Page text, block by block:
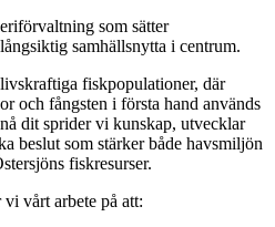
som sätter
samhällsnytta i centrum.
fiskpopulationer, där
och fångsten i första hand används
dit sprider vi kunskap, utvecklar
beslut som stärker både havsmiljön
fiskresurser.
vårt arbete på att: